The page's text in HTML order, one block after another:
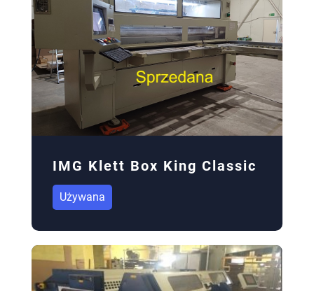
IMG Klett Box King Classic
Używana